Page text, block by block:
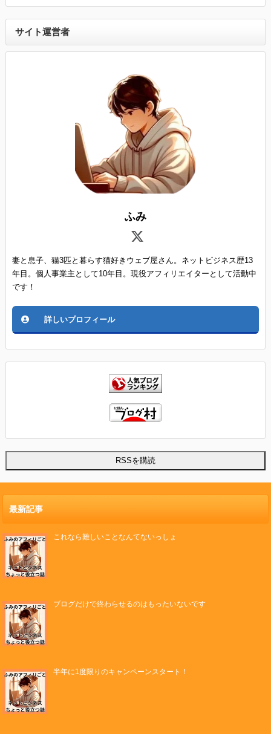
サイト運営者
ふみ
妻と息子、猫3匹と暮らす猫好きウェブ屋さん。ネットビジネス歴13
年目。個人事業主として10年目。現役アフィリエイターとして活動中
です！
詳しいプロフィール
最新記事
これなら難しいことなんてないっしょ
ブログだけで終わらせるのはもったいないです
半年に1度限りのキャンペーンスタート！